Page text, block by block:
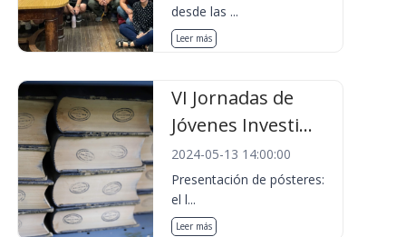
desde las ...
Leer más
VI Jornadas de
Jóvenes Investi...
2024-05-13 14:00:00
Presentación de pósteres:
el l...
Leer más